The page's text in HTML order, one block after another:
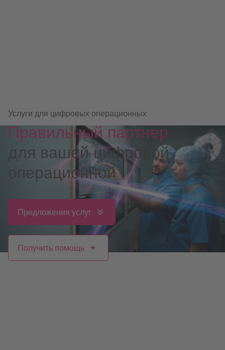
Услуги для цифровых операционных
Правильный партнер
для вашей цифровой
операционной
Предложения услуг
Получить помощь